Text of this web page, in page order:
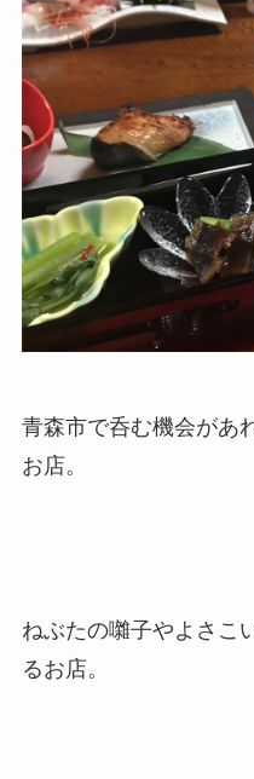
青森市で呑む機会があ
お店。
ねぶたの囃子やよさこ
るお店。